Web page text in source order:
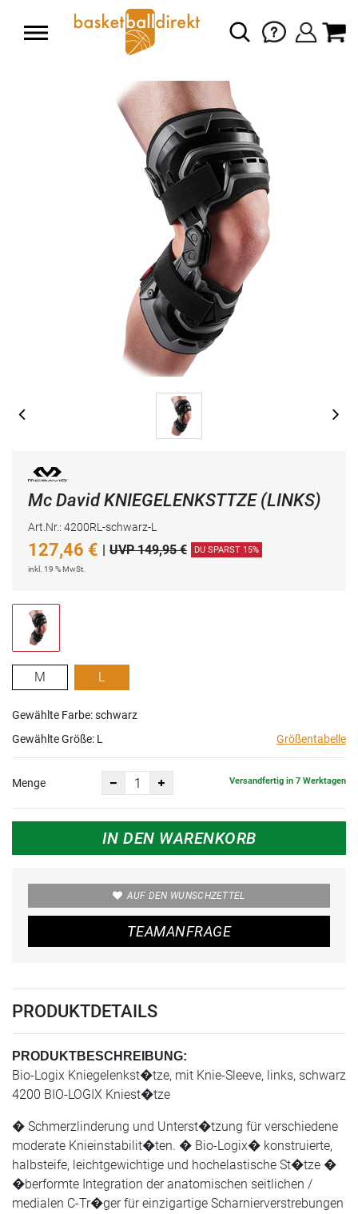
Mc David KNIEGELENKSTTZE (LINKS)
Art.Nr.: 4200RL-schwarz-L
127,46 € | UVP 149,95 € DU SPARST 15%
inkl. 19 % MwSt.
M L
Gewählte Farbe: schwarz
Gewählte Größe: L Größentabelle
Menge Versandfertig in 7 Werktagen
IN DEN WARENKORB
AUF DEN WUNSCHZETTEL
TEAMANFRAGE
PRODUKTDETAILS
PRODUKTBESCHREIBUNG:
Bio-Logix Kniegelenkst�tze, mit Knie-Sleeve, links, schwarz
4200 BIO-LOGIX Kniest�tze
� Schmerzlinderung und Unterst�tzung für verschiedene
moderate Knieinstabilit�ten. � Bio-Logix� konstruierte,
halbsteife, leichtgewichtige und hochelastische St�tze �
�berformte Integration der anatomischen seitlichen /
medialen C-Tr�ger für einzigartige Scharnierverstrebungen